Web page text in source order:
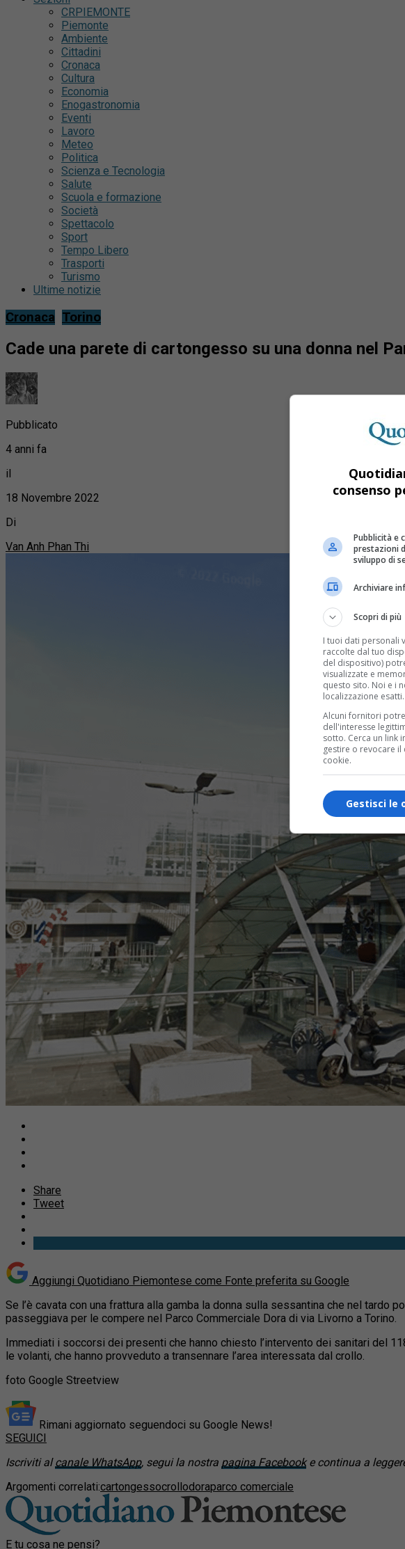
CRPIEMONTE
Piemonte
Ambiente
Cittadini
Cronaca
Cultura
Economia
Enogastronomia
Eventi
Lavoro
Meteo
Politica
Scienza e Tecnologia
Salute
Scuola e formazione
Società
Spettacolo
Sport
Tempo Libero
Trasporti
Turismo
Ultime notizie
Cronaca Torino
Cade una parete di cartongesso su una donna nel
Pubblicato
4 anni fa
il
18 Novembre 2022
Di
Van Anh Phan Thi
Share
Tweet
Aggiungi Quotidiano Piemontese come Fonte preferita su Google
Se l’è cavata con una frattura alla gamba la donna sulla sessantina che nel
passeggiava per le compere nel Parco Commerciale Dora di via Livorno a Torino.
Immediati i soccorsi dei presenti che hanno chiesto l’intervento dei sanitari del
le volanti, che hanno provveduto a transennare l’area interessata dal crollo.
foto Google Streetview
Rimani aggiornato seguendoci su Google News!
SEGUICI
Iscriviti alcanale WhatsApp, segui la nostra pagina Facebooke continua a
Argomenti correlati:cartongessocrollodoraparco comerciale
E tu cosa ne pensi?
consenso
Pubblicità e
prestazioni
sviluppo di
Archiviare
Scopri di più
I tuoi dati personali
raccolte dal tuo
del dispositivo)
visualizzate e
questo sito. Noi e i
localizzazione esatti.
Alcuni fornitori
dell'interesse
sotto. Cerca un link
gestire o revocare
cookie.
Gestisci le